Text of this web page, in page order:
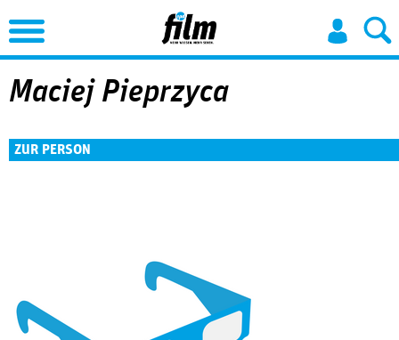
Jump to Navigation
Maciej Pieprzyca
ZUR PERSON